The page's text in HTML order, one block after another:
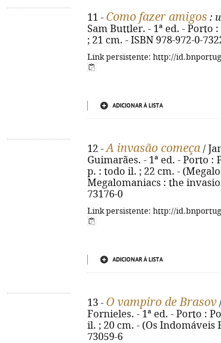
11 - Como fazer amigos :
Sam Buttler. - 1ª ed. - Porto
; 21 cm. - ISBN 978-972-0-
Link persistente: http://
ADICIONAR À LISTA
12 -A invasão começa /
Guimarães. - 1ª ed. - Porto :
p. : todo il. ; 22 cm. -
Megalomaniacs : the
73176-0
Link persistente: http://
ADICIONAR À LISTA
13 - O vampiro de Brasov
Fornieles. - 1ª ed. - Porto :
il. ; 20 cm. - (Os Indomáveis
73059-6